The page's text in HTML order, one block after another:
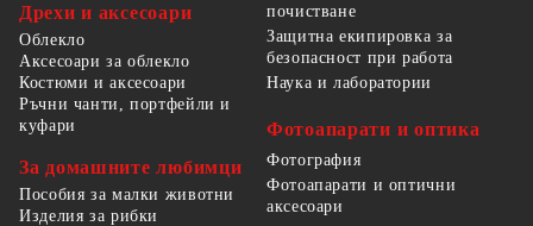
Дрехи и аксесоари
Облекло
Аксесоари за облекло
Костюми и аксесоари
Ръчни чанти, портфейли и
куфари
За домашните любимци
Пособия за малки животни
Изделия за рибки
почистване
Защитна екипировка за
безопасност при работа
Наука и лаборатории
Фотоапарати и оптика
Фотография
Фотоапарати и оптични
аксесоари